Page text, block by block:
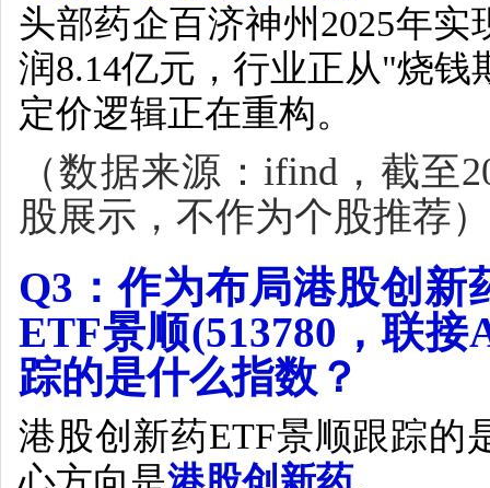
头部药企百济神州 2025年实
润8.14亿元，行业正从"烧钱
定价逻辑正在重构。
（数据来源： ifind ，截至
股展示，不作为个股推荐）
Q3 ：作为布局港股创新
ETF景顺(513780 ，联接
踪的是什么指数？
港股创新药ETF景顺跟踪的